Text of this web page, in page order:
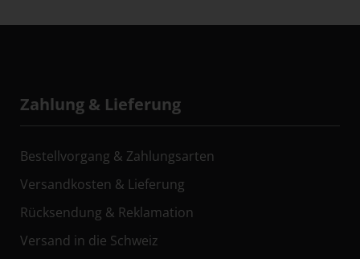
Zahlung & Lieferung
Bestellvorgang & Zahlungsarten
Versandkosten & Lieferung
Rücksendung & Reklamation
Versand in die Schweiz